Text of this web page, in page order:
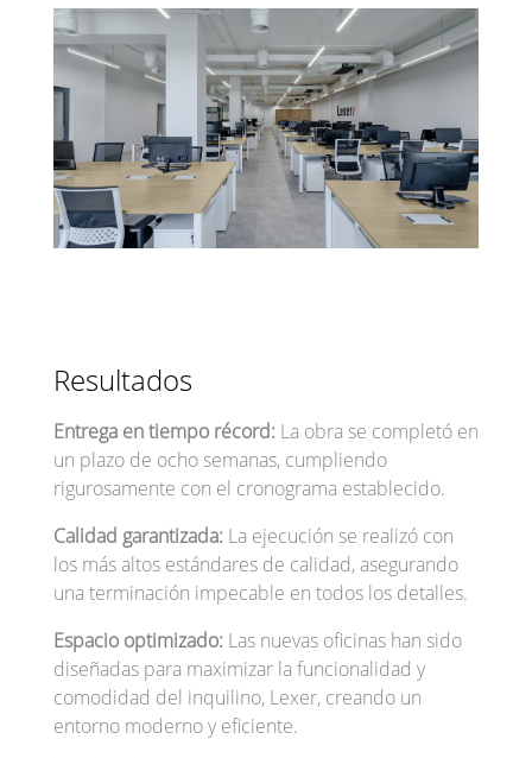
Resultados
Entrega en tiempo récord: La obra se completó en
un plazo de ocho semanas, cumpliendo
rigurosamente con el cronograma establecido.
Calidad garantizada: La ejecución se realizó con
los más altos estándares de calidad, asegurando
una terminación impecable en todos los detalles.
Espacio optimizado: Las nuevas oficinas han sido
diseñadas para maximizar la funcionalidad y
comodidad del inquilino, Lexer, creando un
entorno moderno y eficiente.